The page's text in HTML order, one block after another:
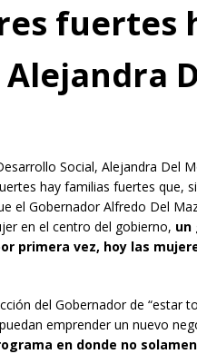
fuertes
Social, Alejandra Del
hay familias fuertes que,
el Gobernador Alfredo Del
en el centro del gobierno, un
primera vez, hoy las
del Gobernador de “estar
emprender un nuevo
en donde no